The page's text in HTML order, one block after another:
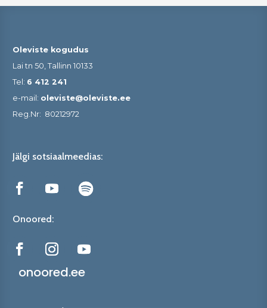
Oleviste kogudus
Lai tn 50, Tallinn 10133
Tel: 6 412 241
e-mail: oleviste@oleviste.ee
Reg.Nr: 80212972
Jälgi sotsiaalmeedias:
Onoored:
onoored.ee